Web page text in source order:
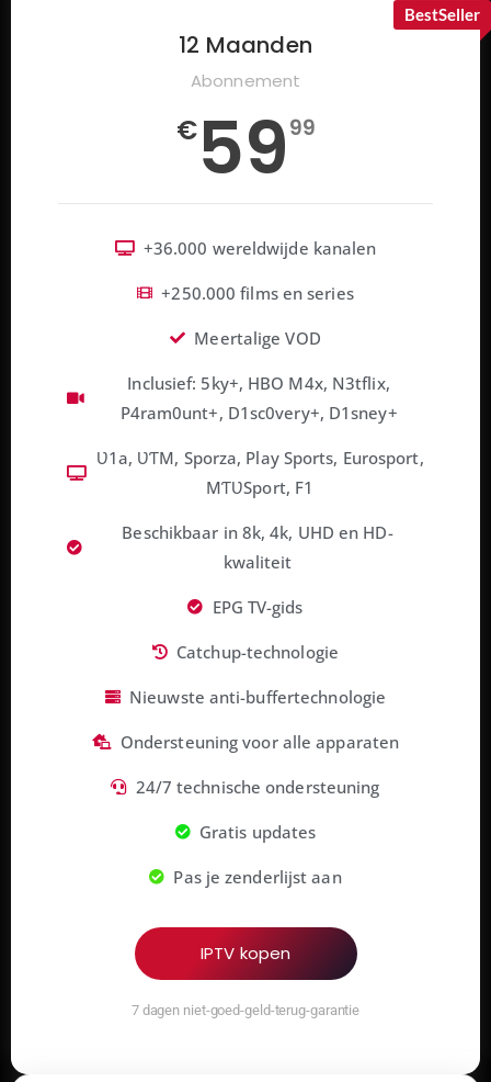
12 Maanden
Abonnement
€5999
+36.000 wereldwijde kanalen
+250.000 films en series
Meertalige VOD
Inclusief: 5ky+, HBO M4x, N3tflix,
P4ram0unt+, D1sc0very+, D1sney+
Ʋ1a, ƲƬM, Sporza, Play Sports, Eurosport,
MƬƲSport, F1
Beschikbaar in 8k, 4k, UHD en HD-
kwaliteit
EPG TV-gids
Catchup-technologie
Nieuwste anti-buffertechnologie
Ondersteuning voor alle apparaten
24/7 technische ondersteuning
Gratis updates
Pas je zenderlijst aan
IPTV kopen
7 dagen niet-goed-geld-terug-garantie
BestSeller